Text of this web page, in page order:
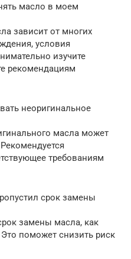
масло в моем
зависит от многих
условия
изучите
рекомендациям
неоригинальное
масла может
требованиям
срок замены
замены масла, как
поможет снизить риск